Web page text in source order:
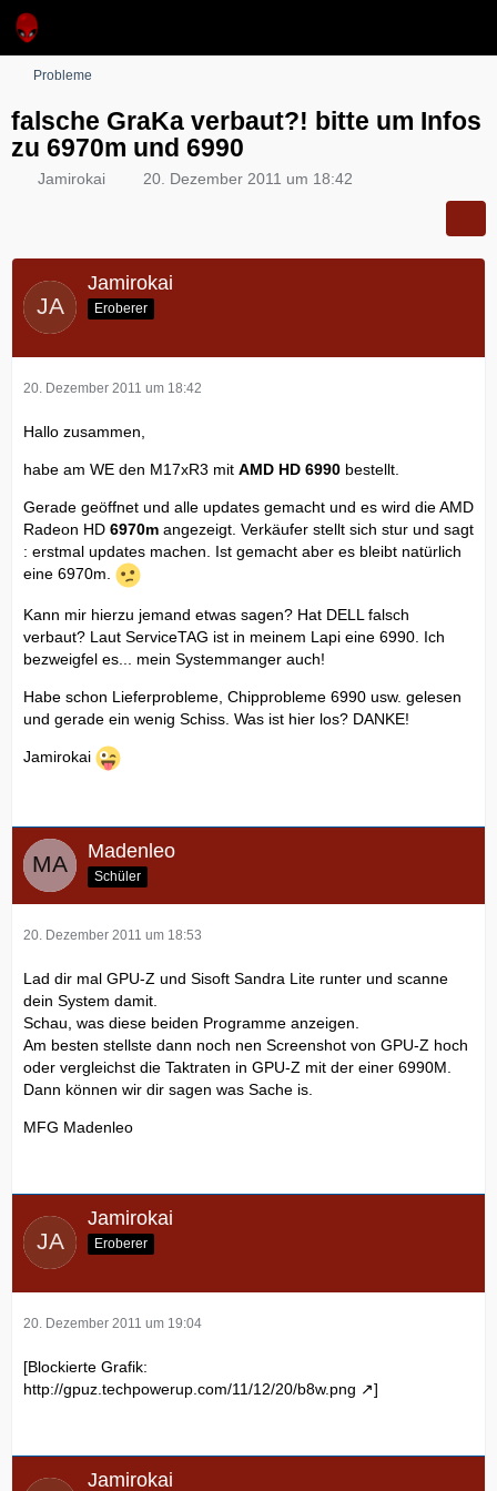
Probleme
falsche GraKa verbaut?! bitte um Infos
zu 6970m und 6990
Jamirokai 20. Dezember 2011 um 18:42
Jamirokai
Eroberer
20. Dezember 2011 um 18:42
Hallo zusammen,
habe am WE den M17xR3 mit AMD HD 6990 bestellt.
Gerade geöffnet und alle updates gemacht und es wird die AMD
Radeon HD 6970m angezeigt. Verkäufer stellt sich stur und sagt
: erstmal updates machen. Ist gemacht aber es bleibt natürlich
eine 6970m.
Kann mir hierzu jemand etwas sagen? Hat DELL falsch
verbaut? Laut ServiceTAG ist in meinem Lapi eine 6990. Ich
bezweigfel es... mein Systemmanger auch!
Habe schon Lieferprobleme, Chipprobleme 6990 usw. gelesen
und gerade ein wenig Schiss. Was ist hier los? DANKE!
Jamirokai
Madenleo
Schüler
20. Dezember 2011 um 18:53
Lad dir mal GPU-Z und Sisoft Sandra Lite runter und scanne
dein System damit.
Schau, was diese beiden Programme anzeigen.
Am besten stellste dann noch nen Screenshot von GPU-Z hoch
oder vergleichst die Taktraten in GPU-Z mit der einer 6990M.
Dann können wir dir sagen was Sache is.
MFG Madenleo
Jamirokai
Eroberer
20. Dezember 2011 um 19:04
[Blockierte Grafik:
http://gpuz.techpowerup.com/11/12/20/b8w.png
]
Jamirokai